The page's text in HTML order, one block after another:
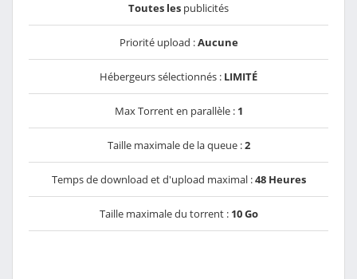
Toutes les publicités
Priorité upload :Aucune
Hébergeurs sélectionnés : LIMITÉ
Max Torrent en parallèle : 1
Taille maximale de la queue :2
Temps de download et d'upload maximal :48 Heures
Taille maximale du torrent : 10 Go